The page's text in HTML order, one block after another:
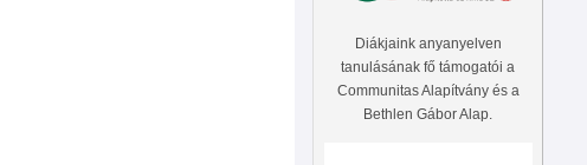
Diákjaink anyanyelven
tanulásának fő támogatói a
Communitas Alapítvány és a
Bethlen Gábor Alap.